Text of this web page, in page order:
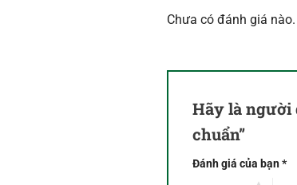
Chưa có đánh giá nào.
Hãy là người
chuẩn”
Đánh giá của bạn*